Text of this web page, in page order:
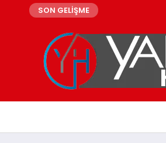
SON GELİŞME